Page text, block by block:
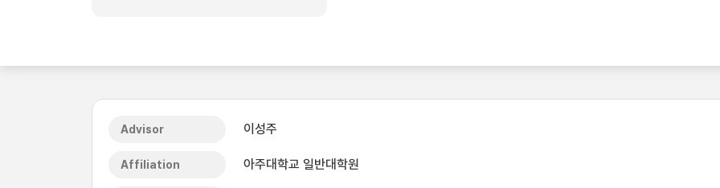
Advisor 이성주
Affiliation 아주대학교 일반대학원